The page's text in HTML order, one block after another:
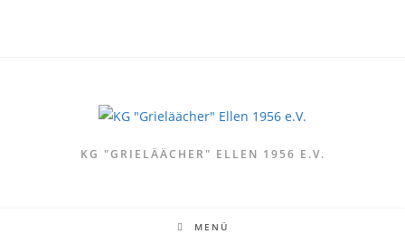
KG "GRIELÄÄCHER" ELLEN 1956 E.V.
MENÜ